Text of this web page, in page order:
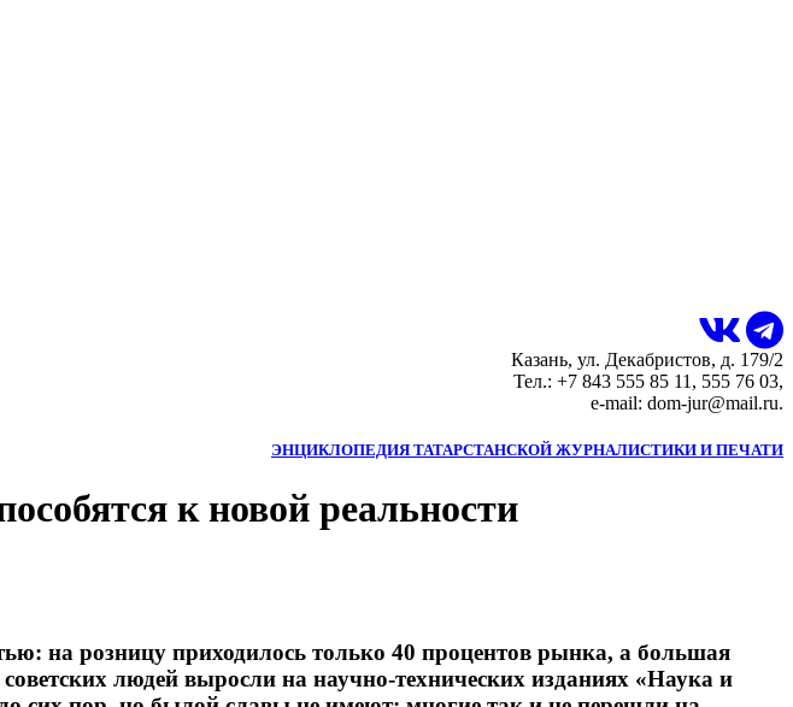
Казань, ул. Декабристов, д. 179/2
Тел.: +7 843 555 85 11, 555 76 03,
e-mail: dom-jur@mail.ru.
ЭНЦИКЛОПЕДИЯ ТАТАРСТАНСКОЙ ЖУРНАЛИСТИКИ И ПЕЧАТИ
к новой реальности
на розницу приходилось только 40 процентов рынка, а большая
людей выросли на научно-технических изданиях «Наука и